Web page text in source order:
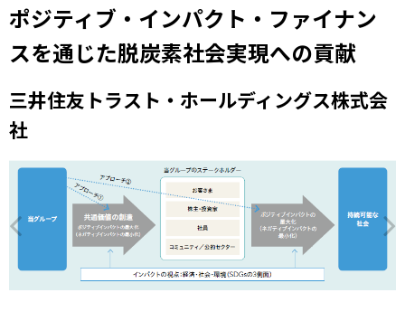
ポジティブ・インパクト・ファイナン
スを通じた脱炭素社会実現への貢献
三井住友トラスト・ホールディングス株式会
社